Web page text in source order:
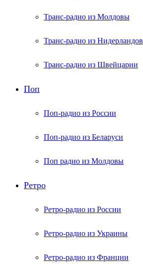
Транс-радио из Молдовы
Транс-радио из Нидерландов
Транс-радио из Швейцарии
Поп
Поп-радио из России
Поп-радио из Беларуси
Поп радио из Молдовы
Ретро
Ретро-радио из России
Ретро-радио из Украины
Ретро-радио из Франции